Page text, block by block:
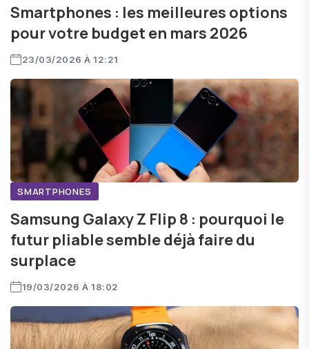
Smartphones : les meilleures options
pour votre budget en mars 2026
23/03/2026 À 12:21
SMARTPHONES
Samsung Galaxy Z Flip 8 : pourquoi le
futur pliable semble déjà faire du
surplace
19/03/2026 À 18:02